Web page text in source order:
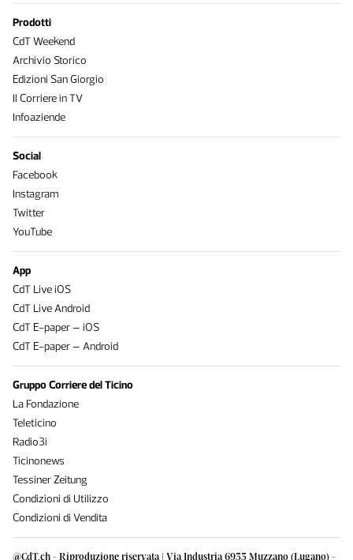
@CdT.ch - Riproduzione riservata | Via Industria 6933 Muzzano (Lugano) -
Prodotti
CdT Weekend
Archivio Storico
Edizioni San Giorgio
Il Corriere in TV
Infoaziende
Social
Facebook
Instagram
Twitter
YouTube
App
CdT Live iOS
CdT Live Android
CdT E-paper – iOS
CdT E-paper – Android
Gruppo Corriere del Ticino
La Fondazione
Teleticino
Radio3i
Ticinonews
Tessiner Zeitung
Condizioni di Utilizzo
Condizioni di Vendita